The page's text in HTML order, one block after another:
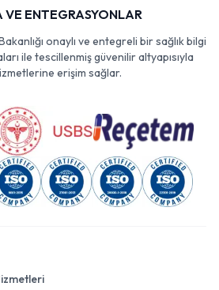
VE ENTEGRASYONLAR
onaylı ve entegreli bir sağlık bilgi
ile tescillenmiş güvenilir altyapısıyla
erişim sağlar.